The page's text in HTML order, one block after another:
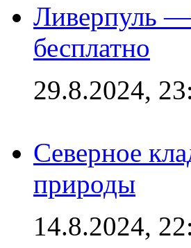
Ливерпуль —
бесплатно
29.8.2024,
Северное
природы
14.8.2024,